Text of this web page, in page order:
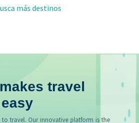
más destinos
travel
to travel. Our innovative platform is the